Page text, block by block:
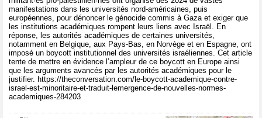
manifestations dans les universités nord-américaines, puis
européennes, pour dénoncer le génocide commis à Gaza et exiger que
les institutions académiques rompent leurs liens avec Israël. En
réponse, les autorités académiques de certaines universités,
notamment en Belgique, aux Pays-Bas, en Norvège et en Espagne, ont
imposé un boycott institutionnel des universités israéliennes. Cet article
tente de mettre en évidence l’ampleur de ce boycott en Europe ainsi
que les arguments avancés par les autorités académiques pour le
justifier. https://theconversation.com/le-boycott-academique-contre-
israel-est-minoritaire-et-traduit-lemergence-de-nouvelles-normes-
academiques-284203